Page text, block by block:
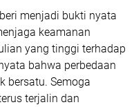
menjadi bukti nyata
keamanan
yang tinggi terhadap
bahwa perbedaan
bersatu. Semoga
terjalin dan